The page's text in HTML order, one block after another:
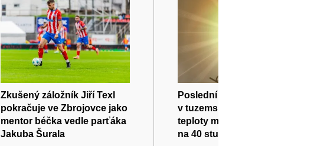
Zkušený záložník Jiří Texl
pokračuje ve Zbrojovce jako
mentor béčka vedle parťáka
Jakuba Šurala
Poslední den července bude
v tuzemsku velmi horký,
teploty mohou vystoupat i
na 40 stupňů Celsia